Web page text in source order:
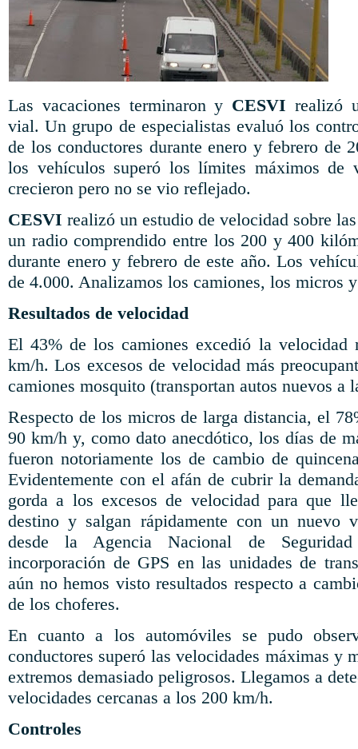
Las vacaciones terminaron y CESVI realizó
vial. Un grupo de especialistas evaluó los
de los conductores durante enero y febrero de
los vehículos superó los límites máximos de
crecieron pero no se vio reflejado.
CESVI realizó un estudio de velocidad sobre
un radio comprendido entre los 200 y 400
durante enero y febrero de este año. Los
de 4.000. Analizamos los camiones, los micros
Resultados de velocidad
El 43% de los camiones excedió la velocidad
km/h. Los excesos de velocidad más
camiones mosquito (transportan autos nuevos a
Respecto de los micros de larga distancia, el
90 km/h y, como dato anecdótico, los días de
fueron notoriamente los de cambio de
Evidentemente con el afán de cubrir la
gorda a los excesos de velocidad para que
destino y salgan rápidamente con un nuevo
desde la Agencia Nacional de
incorporación de GPS en las unidades de
aún no hemos visto resultados respecto a
de los choferes.
En cuanto a los automóviles se pudo
conductores superó las velocidades máximas y
extremos demasiado peligrosos. Llegamos a
velocidades cercanas a los 200 km/h.
Controles